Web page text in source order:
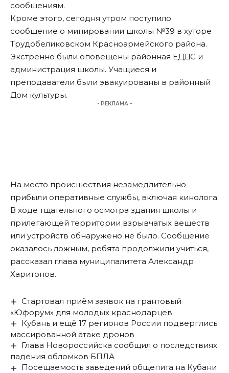
сообщениям.
Кроме этого, сегодня утром поступило
сообщение о минировании школы №39 в хуторе
Трудобеликовском Красноармейского района.
Экстренно были оповещены районная ЕДДС и
администрация школы. Учащиеся и
преподаватели были эвакуированы в районный
Дом культуры.
- РЕКЛАМА -
На место происшествия незамедлительно
прибыли оперативные службы, включая кинолога.
В ходе тщательного осмотра здания школы и
прилегающей территории взрывчатых веществ
или устройств обнаружено не было. Сообщение
оказалось ложным, ребята продолжили учиться,
рассказал глава муниципалитета Александр
Харитонов.
Стартовал приём заявок на грантовый
«Юфорум» для молодых краснодарцев
Кубань и ещё 17 регионов России подверглись
массированной атаке дронов
Глава Новороссийска сообщил о последствиях
падения обломков БПЛА
Посещаемость заведений общепита на Кубани